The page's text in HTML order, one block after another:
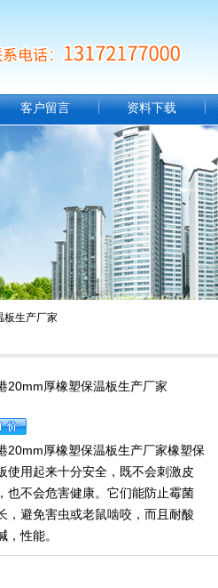
客户留言 资料下载
板生产厂家
20mm厚橡塑保温板生产厂家
20mm厚橡塑保温板生产厂家橡塑保
使用起来十分安全，既不会刺激皮
也不会危害健康。它们能防止霉菌
，避免害虫或老鼠啮咬，而且耐酸
，性能。